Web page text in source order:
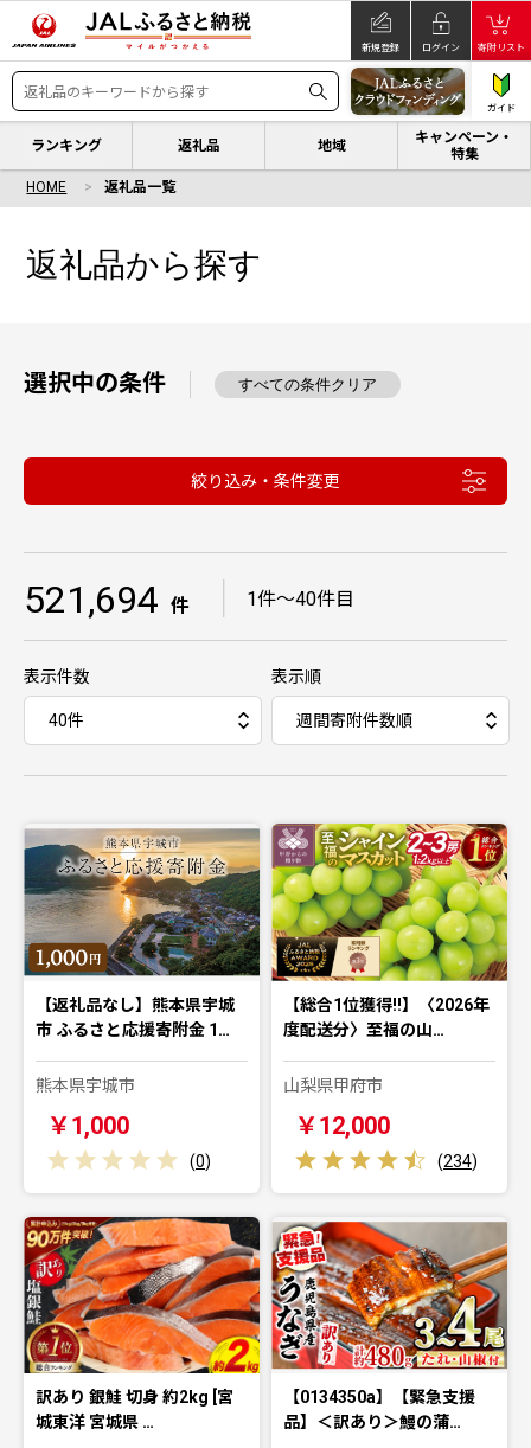
新規登録 ログイン 寄附リスト
ガイド
ランキング 返礼品 地域
キャンペーン・
特集
HOME 返礼品一覧
返礼品から探す
選択中の条件 すべての条件クリア
絞り込み・条件変更
521,694 件 1件〜40件目
表示件数 表示順
【返礼品なし】熊本県宇城
市 ふるさと応援寄附金 1…
熊本県宇城市
￥1,000
(0)
【総合1位獲得!!】〈2026年
度配送分〉至福の山…
山梨県甲府市
￥12,000
(234)
訳あり 銀鮭 切身 約2kg [宮
城東洋 宮城県 …
【0134350a】【緊急支援
品】＜訳あり＞鰻の蒲…